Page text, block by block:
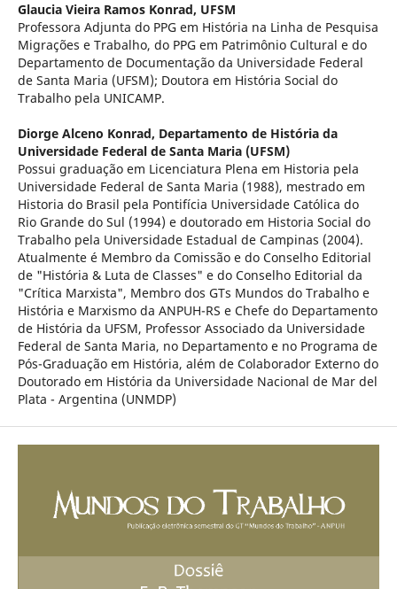
Glaucia Vieira Ramos Konrad, UFSM
Professora Adjunta do PPG em História na Linha de Pesquisa
Migrações e Trabalho, do PPG em Patrimônio Cultural e do
Departamento de Documentação da Universidade Federal
de Santa Maria (UFSM); Doutora em História Social do
Trabalho pela UNICAMP.
Diorge Alceno Konrad, Departamento de História da
Universidade Federal de Santa Maria (UFSM)
Possui graduação em Licenciatura Plena em Historia pela
Universidade Federal de Santa Maria (1988), mestrado em
Historia do Brasil pela Pontifícia Universidade Católica do
Rio Grande do Sul (1994) e doutorado em Historia Social do
Trabalho pela Universidade Estadual de Campinas (2004).
Atualmente é Membro da Comissão e do Conselho Editorial
de "História & Luta de Classes" e do Conselho Editorial da
"Crítica Marxista", Membro dos GTs Mundos do Trabalho e
História e Marxismo da ANPUH-RS e Chefe do Departamento
de História da UFSM, Professor Associado da Universidade
Federal de Santa Maria, no Departamento e no Programa de
Pós-Graduação em História, além de Colaborador Externo do
Doutorado em História da Universidade Nacional de Mar del
Plata - Argentina (UNMDP)